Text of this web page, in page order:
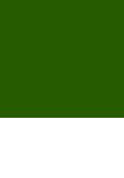
som gir barn
å forbli barn litt